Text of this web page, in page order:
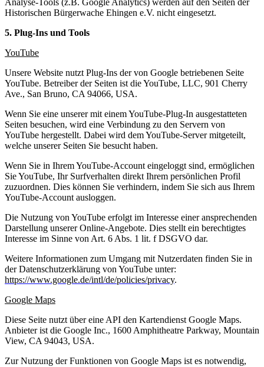
Historischen Bürgerwache Ehingen e.V. nicht eingesetzt.
5. Plug-Ins und Tools
YouTube
Unsere Website nutzt Plug-Ins der von Google betriebenen Seite
YouTube. Betreiber der Seiten ist die YouTube, LLC, 901 Cherry
Ave., San Bruno, CA 94066, USA.
Wenn Sie eine unserer mit einem YouTube-Plug-In ausgestatteten
Seiten besuchen, wird eine Verbindung zu den Servern von
YouTube hergestellt. Dabei wird dem YouTube-Server mitgeteilt,
welche unserer Seiten Sie besucht haben.
Wenn Sie in Ihrem YouTube-Account eingeloggt sind, ermöglichen
Sie YouTube, Ihr Surfverhalten direkt Ihrem persönlichen Profil
zuzuordnen. Dies können Sie verhindern, indem Sie sich aus Ihrem
YouTube-Account ausloggen.
Die Nutzung von YouTube erfolgt im Interesse einer ansprechenden
Darstellung unserer Online-Angebote. Dies stellt ein berechtigtes
Interesse im Sinne von Art. 6 Abs. 1 lit. f DSGVO dar.
Weitere Informationen zum Umgang mit Nutzerdaten finden Sie in
der Datenschutzerklärung von YouTube unter:
https://www.google.de/intl/de/policies/privacy.
Google Maps
Diese Seite nutzt über eine API den Kartendienst Google Maps.
Anbieter ist die Google Inc., 1600 Amphitheatre Parkway, Mountain
View, CA 94043, USA.
Zur Nutzung der Funktionen von Google Maps ist es notwendig,